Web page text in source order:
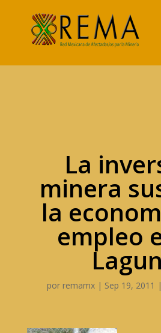
La
minera
la
empleo
por remamx| Sep 19, 2011 |